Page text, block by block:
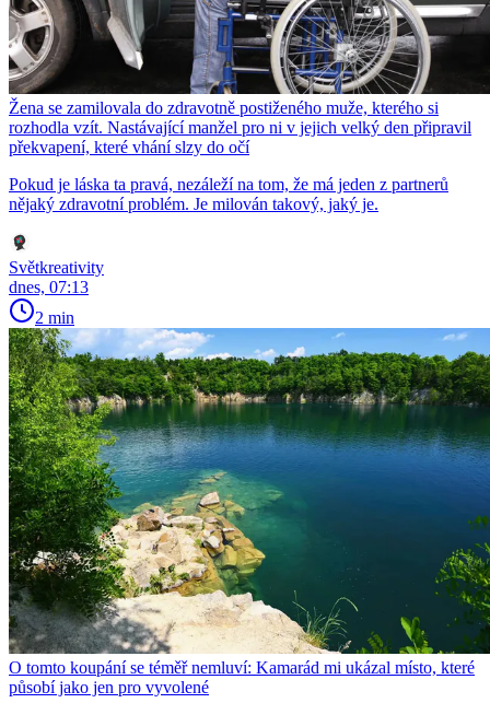
Žena se zamilovala do zdravotně postiženého muže, kterého si
rozhodla vzít. Nastávající manžel pro ni v jejich velký den připravil
překvapení, které vhání slzy do očí
Pokud je láska ta pravá, nezáleží na tom, že má jeden z partnerů
nějaký zdravotní problém. Je milován takový, jaký je.
Světkreativity
dnes, 07:13
2 min
O tomto koupání se téměř nemluví: Kamarád mi ukázal místo, které
působí jako jen pro vyvolené